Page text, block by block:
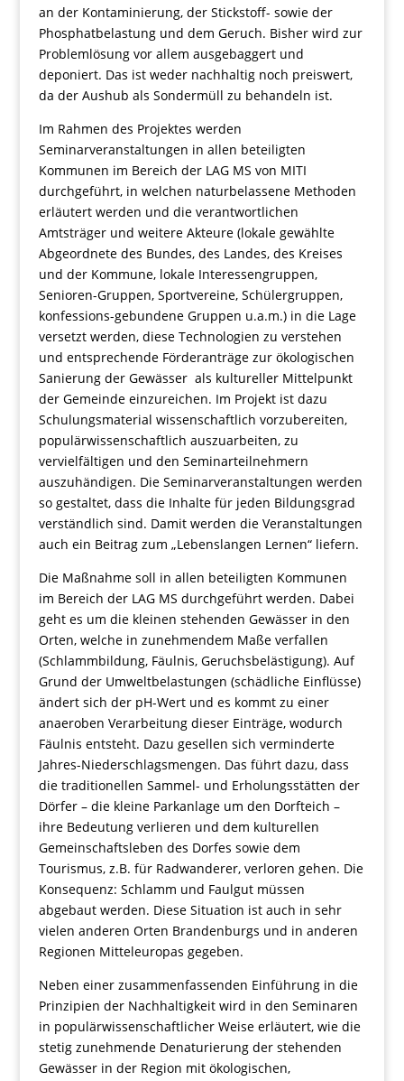
an der Kontaminierung, der Stickstoff- sowie der
Phosphatbelastung und dem Geruch. Bisher wird zur
Problemlösung vor allem ausgebaggert und
deponiert. Das ist weder nachhaltig noch preiswert,
da der Aushub als Sondermüll zu behandeln ist.
Im Rahmen des Projektes werden
Seminarveranstaltungen in allen beteiligten
Kommunen im Bereich der LAG MS von MITI
durchgeführt, in welchen naturbelassene Methoden
erläutert werden und die verantwortlichen
Amtsträger und weitere Akteure (lokale gewählte
Abgeordnete des Bundes, des Landes, des Kreises
und der Kommune, lokale Interessengruppen,
Senioren-Gruppen, Sportvereine, Schülergruppen,
konfessions-gebundene Gruppen u.a.m.) in die Lage
versetzt werden, diese Technologien zu verstehen
und entsprechende Förderanträge zur ökologischen
Sanierung der Gewässer als kultureller Mittelpunkt
der Gemeinde einzureichen. Im Projekt ist dazu
Schulungsmaterial wissenschaftlich vorzubereiten,
populärwissenschaftlich auszuarbeiten, zu
vervielfältigen und den Seminarteilnehmern
auszuhändigen. Die Seminarveranstaltungen werden
so gestaltet, dass die Inhalte für jeden Bildungsgrad
verständlich sind. Damit werden die Veranstaltungen
auch ein Beitrag zum „Lebenslangen Lernen“ liefern.
Die Maßnahme soll in allen beteiligten Kommunen
im Bereich der LAG MS durchgeführt werden. Dabei
geht es um die kleinen stehenden Gewässer in den
Orten, welche in zunehmendem Maße verfallen
(Schlammbildung, Fäulnis, Geruchsbelästigung). Auf
Grund der Umweltbelastungen (schädliche Einflüsse)
ändert sich der pH-Wert und es kommt zu einer
anaeroben Verarbeitung dieser Einträge, wodurch
Fäulnis entsteht. Dazu gesellen sich verminderte
Jahres-Niederschlagsmengen. Das führt dazu, dass
die traditionellen Sammel- und Erholungsstätten der
Dörfer – die kleine Parkanlage um den Dorfteich –
ihre Bedeutung verlieren und dem kulturellen
Gemeinschaftsleben des Dorfes sowie dem
Tourismus, z.B. für Radwanderer, verloren gehen. Die
Konsequenz: Schlamm und Faulgut müssen
abgebaut werden. Diese Situation ist auch in sehr
vielen anderen Orten Brandenburgs und in anderen
Regionen Mitteleuropas gegeben.
Neben einer zusammenfassenden Einführung in die
Prinzipien der Nachhaltigkeit wird in den Seminaren
in populärwissenschaftlicher Weise erläutert, wie die
stetig zunehmende Denaturierung der stehenden
Gewässer in der Region mit ökologischen,